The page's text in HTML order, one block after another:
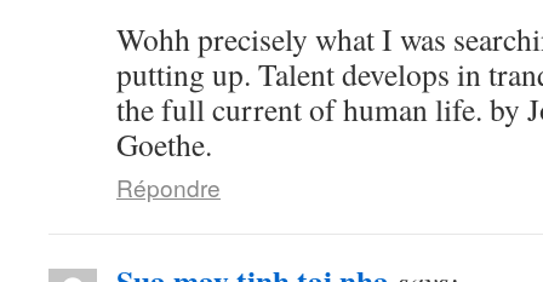
Wohh precisely what I was
putting up. Talent develops in
the full current of human life. by
Goethe.
Répondre